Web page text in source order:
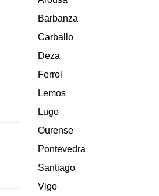
Barbanza
Carballo
Deza
Ferrol
Lemos
Lugo
Ourense
Pontevedra
Santiago
Vigo